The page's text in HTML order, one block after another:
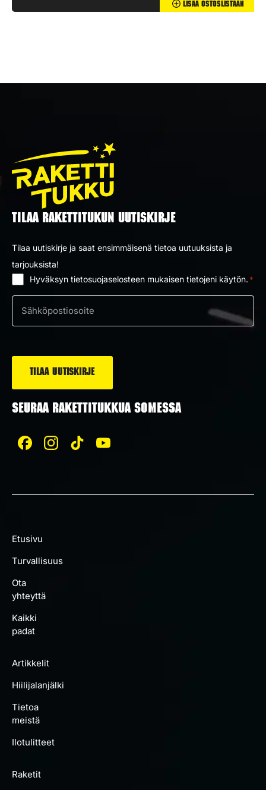
Lisää Ostoslistaan
TILAA RAKETTITUKUN UUTISKIRJE
Tilaa uutiskirje ja saat ensimmäisenä tietoa uutuuksista ja
tarjouksista!
Hyväksyn tietosuojaselosteen mukaisen tietojeni käytön. *
Sähköposti
*
SEURAA RAKETTITUKKUA SOMESSA
Etusivu
Turvallisuus
Ota
yhteyttä
Kaikki
padat
Artikkelit
Hiilijalanjälki
Tietoa
meistä
Ilotulitteet
Raketit